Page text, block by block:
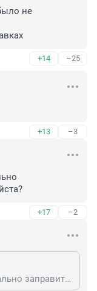
не
+14 –25
+13 –3
+17 –2
Где именно можно сейчас нормально заправиться, подскажите пожалуйста?